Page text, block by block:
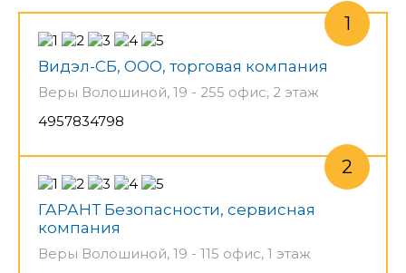
Видэл-СБ, ООО, торговая компания
Веры Волошиной, 19 - 255 офис, 2 этаж
4957834798
ГАРАНТ Безопасности, сервисная
компания
Веры Волошиной, 19 - 115 офис, 1 этаж